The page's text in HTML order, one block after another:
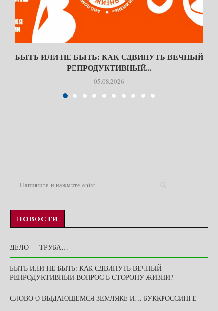
БЫТЬ ИЛИ НЕ БЫТЬ: КАК СДВИНУТЬ ВЕЧНЫЙ
РЕПРОДУКТИВНЫЙ...
05.08.2026
НОВОСТИ
ДЕЛО — ТРУБА…
БЫТЬ ИЛИ НЕ БЫТЬ: КАК СДВИНУТЬ ВЕЧНЫЙ
РЕПРОДУКТИВНЫЙ ВОПРОС В СТОРОНУ ЖИЗНИ?
СЛОВО О ВЫДАЮЩЕМСЯ ЗЕМЛЯКЕ И… БУККРОССИНГЕ